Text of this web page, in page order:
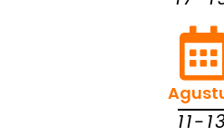
11-